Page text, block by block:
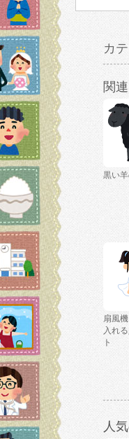
カ
関
黒い
扇風
入れ
ト
人